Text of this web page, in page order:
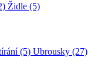
Židle (5)
(5) Ubrousky (27)